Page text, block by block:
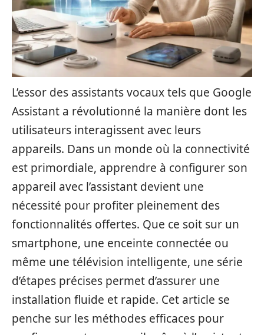
L’essor des assistants vocaux tels que Google
Assistant a révolutionné la manière dont les
utilisateurs interagissent avec leurs
appareils. Dans un monde où la connectivité
est primordiale, apprendre à configurer son
appareil avec l’assistant devient une
nécessité pour profiter pleinement des
fonctionnalités offertes. Que ce soit sur un
smartphone, une enceinte connectée ou
même une télévision intelligente, une série
d’étapes précises permet d’assurer une
installation fluide et rapide. Cet article se
penche sur les méthodes efficaces pour